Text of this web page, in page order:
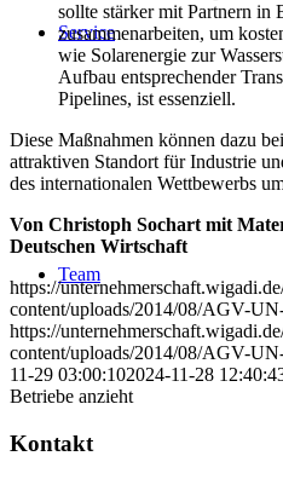
Service
Team
sollte stärker mit Partnern
zusammenarbeiten, um
wie Solarenergie zur
Aufbau entsprechender
Pipelines, ist essenziell.
Diese Maßnahmen können dazu
attraktiven Standort für Industrie
des internationalen Wettbewerbs
Von Christoph Sochart mit
Deutschen Wirtschaft
https://
content/uploads/2014/08/AGV-
https://
content/uploads/2014/08/AGV-
11-29 03:00:102024-11-28
Betriebe anzieht
Kontakt